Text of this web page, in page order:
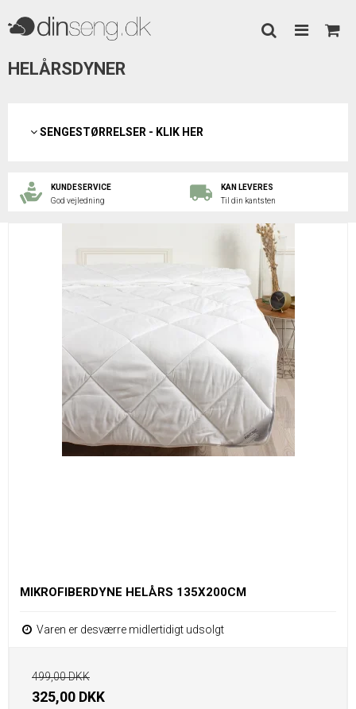
HELÅRSDYNER
SENGESTØRRELSER - KLIK HER
KUNDESERVICE
God vejledning
KAN LEVERES
Til din kantsten
MIKROFIBERDYNE HELÅRS 135X200CM
Varen er desværre midlertidigt udsolgt
499,00 DKK
325,00 DKK